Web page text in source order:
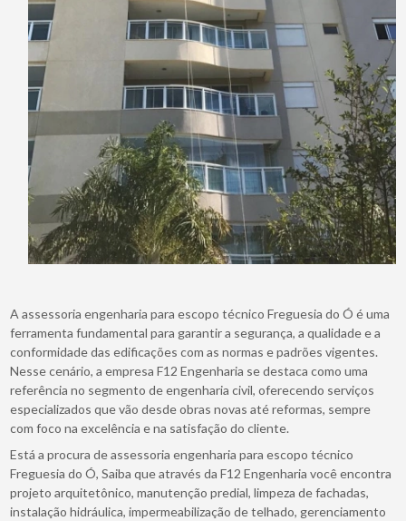
A assessoria engenharia para escopo técnico Freguesia do Ó é uma
ferramenta fundamental para garantir a segurança, a qualidade e a
conformidade das edificações com as normas e padrões vigentes.
Nesse cenário, a empresa F12 Engenharia se destaca como uma
referência no segmento de engenharia civil, oferecendo serviços
especializados que vão desde obras novas até reformas, sempre
com foco na excelência e na satisfação do cliente.
Está a procura de assessoria engenharia para escopo técnico
Freguesia do Ó, Saiba que através da F12 Engenharia você encontra
projeto arquitetônico, manutenção predial, limpeza de fachadas,
instalação hidráulica, impermeabilização de telhado, gerenciamento